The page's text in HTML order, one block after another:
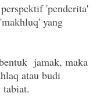
'penderita'
yang
jamak, maka
atau budi